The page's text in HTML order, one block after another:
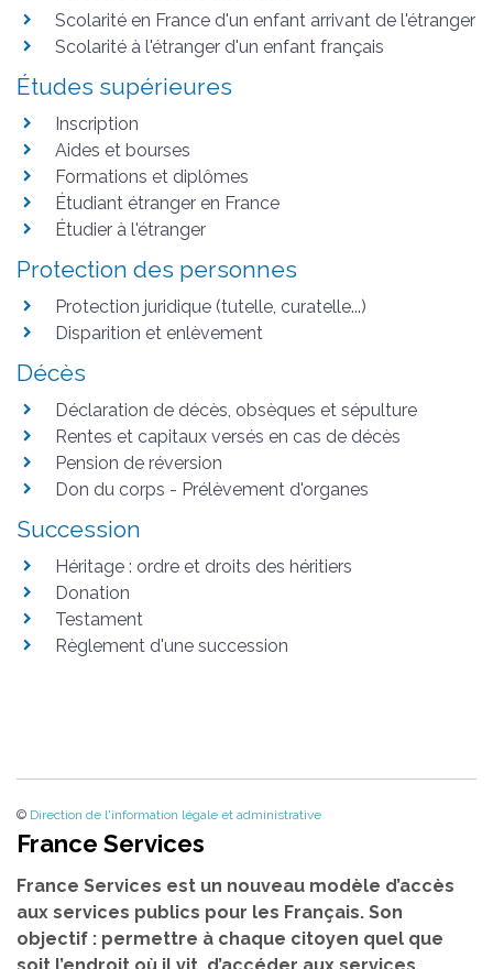
Scolarité en France d'un enfant arrivant de l'étranger
Scolarité à l'étranger d'un enfant français
Études supérieures
Inscription
Aides et bourses
Formations et diplômes
Étudiant étranger en France
Étudier à l'étranger
Protection des personnes
Protection juridique (tutelle, curatelle...)
Disparition et enlèvement
Décès
Déclaration de décès, obsèques et sépulture
Rentes et capitaux versés en cas de décès
Pension de réversion
Don du corps - Prélèvement d'organes
Succession
Héritage : ordre et droits des héritiers
Donation
Testament
Règlement d'une succession
© Direction de l'information légale et administrative
France Services
France Services est un nouveau modèle d’accès
aux services publics pour les Français. Son
objectif : permettre à chaque citoyen quel que
soit l’endroit où il vit, d’accéder aux services